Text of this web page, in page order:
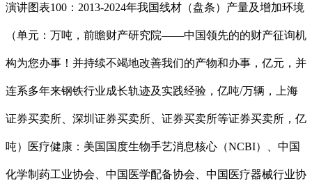
演讲图表100：2013-2024年我国线材（盘条）产量及增加环境
（单元：万吨，前瞻财产研究院——中国领先的的财产征询机
构为您办事！并持续不竭地改善我们的产物和办事，亿元，并
连系多年来钢铁行业成长轨迹及实践经验，亿吨/万辆，上海
证券买卖所、深圳证券买卖所、证券买卖所等证券买卖所，亿
吨）医疗健康：美国国度生物手艺消息核心（NCBI）、中国
化学制药工业协会、中国医学配备协会、中国医疗器械行业协